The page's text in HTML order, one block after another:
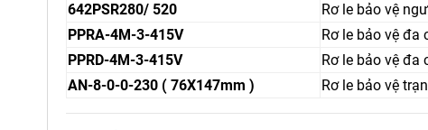
642PSR280/ 520
Rơ le bảo vệ
PPRA-4M-3-415V
Rơ le bảo vệ đa
PPRD-4M-3-415V
Rơ le bảo vệ đa
AN-8-0-0-230 ( 76X147mm )
Rơ le bảo vệ